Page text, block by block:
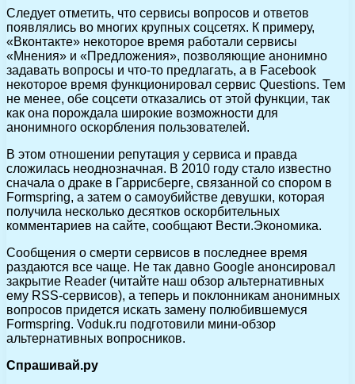
Следует отметить, что сервисы вопросов и ответов
появлялись во многих крупных соцсетях. К примеру,
«Вконтакте» некоторое время работали сервисы
«Мнения» и «Предложения», позволяющие анонимно
задавать вопросы и что-то предлагать, а в Facebook
некоторое время функционировал сервис Questions. Тем
не менее, обе соцсети отказались от этой функции, так
как она порождала широкие возможности для
анонимного оскорбления пользователей.
В этом отношении репутация у сервиса и правда
сложилась неоднозначная. В 2010 году стало известно
сначала о драке в Гаррисберге, связанной со спором в
Formspring, а затем о самоубийстве девушки, которая
получила несколько десятков оскорбительных
комментариев на сайте, сообщают Вести.Экономика.
Сообщения о смерти сервисов в последнее время
раздаются все чаще. Не так давно Google анонсировал
закрытие Reader (читайте наш обзор альтернативных
ему RSS-сервисов), а теперь и поклонникам анонимных
вопросов придется искать замену полюбившемуся
Formspring. Voduk.ru подготовили мини-обзор
альтернативных вопросников.
Спрашивай.ру